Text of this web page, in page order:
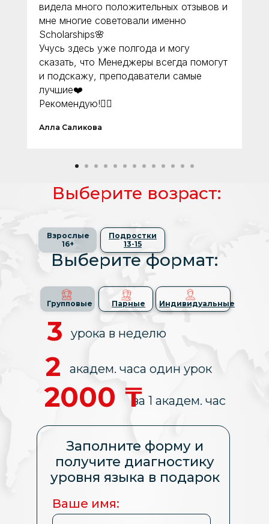
Индира
Гаухар Касымова
Светлана
видела много положительных отзывов и
мне многие советовали именно
Scholarships🌸
Учусь здесь уже полгода и могу
сказать, что Менеджеры всегда помогут
и подскажу, преподаватели самые
лучшие❤️
Рекомендую!👍🏻
Алла Саликова
Парные Индивидуальные
Групповые
урока в неделю
Подростки
13-15
Взрослые
16+
за 1 академ. час
академ. часа один урок
3
2
2000 ₸
Выберите возраст:
Выберите формат:
Ваше имя:
Заполните форму и
получите диагностику
уровня языка в подарок
Парные
Групповые
урока в неделю
Индивидуальные
Подростки
13-15
Взрослые
16+
за урок
минут один урок
3
60
3500 ₸
Выберите возраст:
Выберите формат:
Ваше имя:
Заполните форму и
получите диагностику
уровня языка в подарок